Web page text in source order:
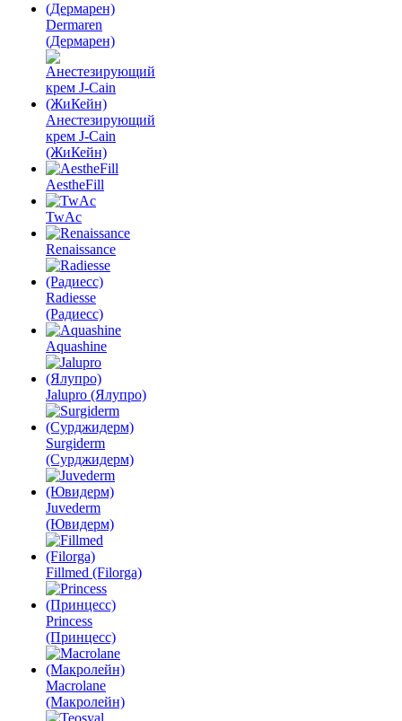
Dermaren
(Дермарен)
Анестезирующий
крем J-Cain
(ЖиКейн)
AestheFill
TwAc
Renaissance
Radiesse
(Радиесс)
Aquashine
Jalupro (Ялупро)
Surgiderm
(Сурджидерм)
Juvederm
(Ювидерм)
Fillmed (Filorga)
Princess
(Принцесс)
Macrolane
(Макролейн)